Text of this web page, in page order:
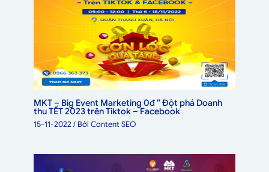
MKT – Big Event Marketing 0đ ” Đột phá Doanh
thu TẾT 2023 trên Tiktok – Facebook
15-11-2022/ BởiContent SEO